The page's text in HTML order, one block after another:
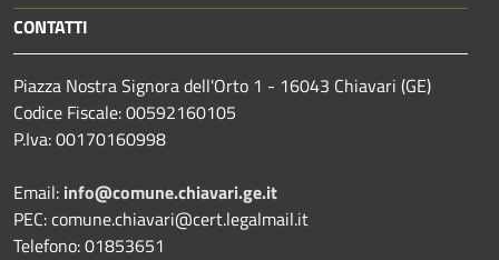
CONTATTI
Piazza Nostra Signora dell'Orto 1 - 16043 Chiavari (GE)
Codice Fiscale: 00592160105
P.Iva: 00170160998
Email: info@comune.chiavari.ge.it
PEC: comune.chiavari@cert.legalmail.it
Telefono: 01853651